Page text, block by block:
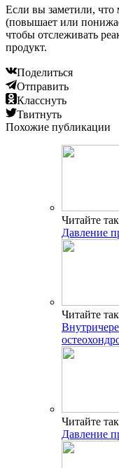
Если вы заметили, что
(повышает или
чтобы отслеживать
продукт.
Поделиться
Отправить
Класснуть
Твитнуть
Похожие публикации
Читайте
Давление
Читайте
Читайте
Давление